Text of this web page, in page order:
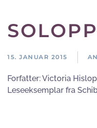
15. JANUAR 2015
Forfatter:Victoria Hislop
Leseeksemplar fra